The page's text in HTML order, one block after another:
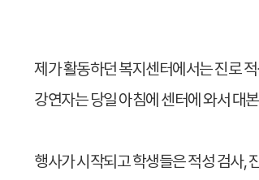
제가 활동하던 복지센터에서는 진로
강연자는 당일 아침에 센터에 와서 대
행사가 시작되고 학생들은 적성 검사,